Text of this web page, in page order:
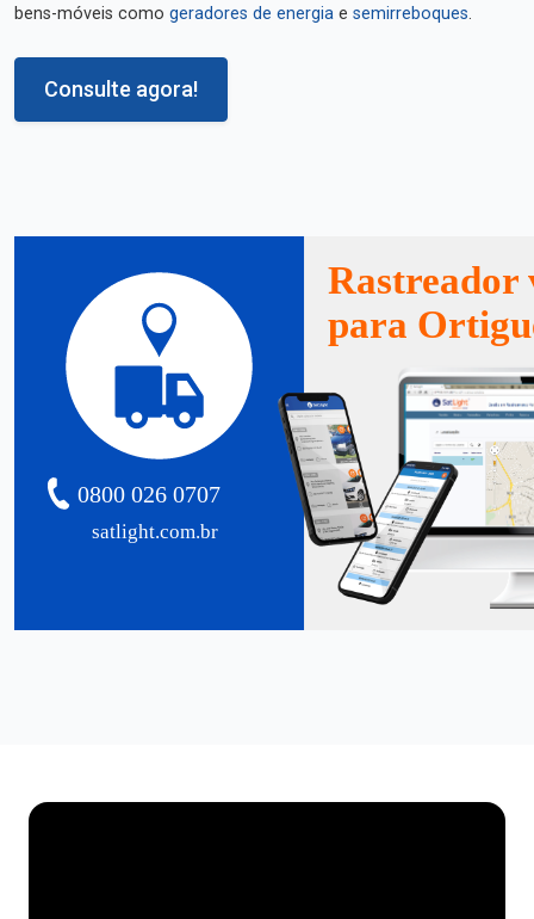
bens-móveis como geradores de energia e semirreboques.
Consulte agora!
satlight.com.br
0800 026 0707
Rastreador
para